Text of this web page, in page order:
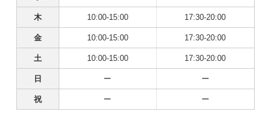
木 10:00-15:00 17:30-20:00
金 10:00-15:00 17:30-20:00
土 10:00-15:00 17:30-20:00
日 ー ー
祝 ー ー